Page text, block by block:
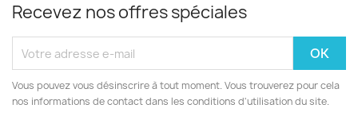
Recevez nos offres spéciales
Vous pouvez vous désinscrire à tout moment. Vous trouverez pour cela
nos informations de contact dans les conditions d'utilisation du site.